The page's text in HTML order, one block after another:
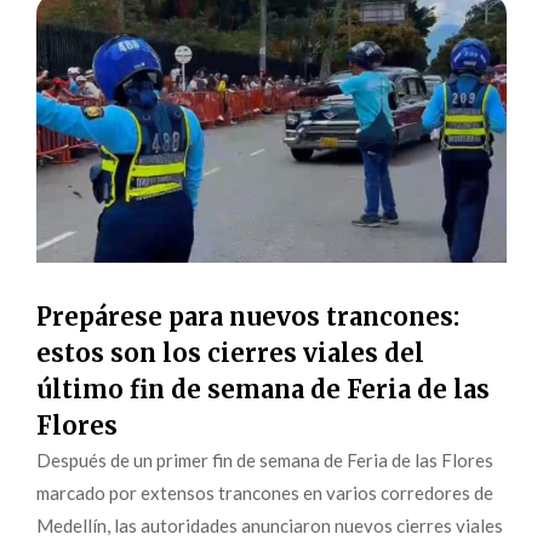
Prepárese para nuevos trancones:
estos son los cierres viales del
último fin de semana de Feria de las
Flores
Después de un primer fin de semana de Feria de las Flores
marcado por extensos trancones en varios corredores de
Medellín, las autoridades anunciaron nuevos cierres viales